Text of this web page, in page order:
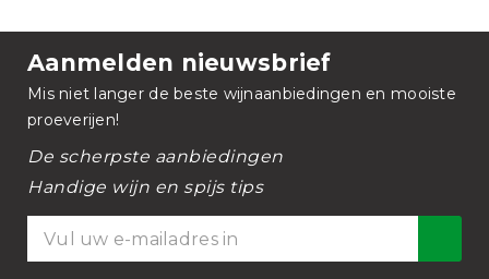
Aanmelden nieuwsbrief
Mis niet langer de beste wijnaanbiedingen en mooiste
proeverijen!
De scherpste aanbiedingen
Handige wijn en spijs tips